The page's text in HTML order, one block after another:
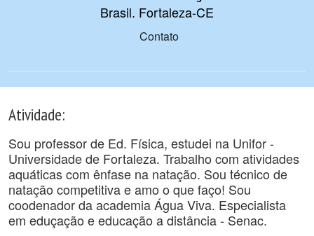
Brasil. Fortaleza-CE
Contato
Atividade:
Sou professor de Ed. Física, estudei na Unifor -
Universidade de Fortaleza. Trabalho com atividades
aquáticas com ênfase na natação. Sou técnico de
natação competitiva e amo o que faço! Sou
coodenador da academia Água Viva. Especialista
em eduçação e educação a distância - Senac.